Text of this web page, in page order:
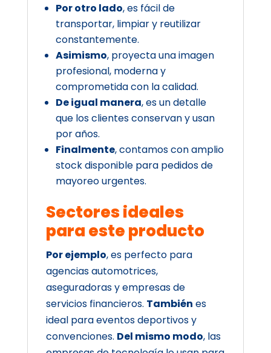
Por otro lado, es fácil de
transportar, limpiar y reutilizar
constantemente.
Asimismo, proyecta una imagen
profesional, moderna y
comprometida con la calidad.
De igual manera, es un detalle
que los clientes conservan y usan
por años.
Finalmente, contamos con amplio
stock disponible para pedidos de
mayoreo urgentes.
Sectores ideales
para este producto
Por ejemplo, es perfecto para
agencias automotrices,
aseguradoras y empresas de
servicios financieros. También es
ideal para eventos deportivos y
convenciones. Del mismo modo, las